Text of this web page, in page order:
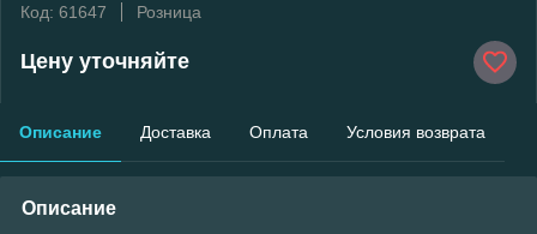
Код: 61647
Розница
Цену уточняйте
Описание Доставка Оплата Условия возврата
Описание